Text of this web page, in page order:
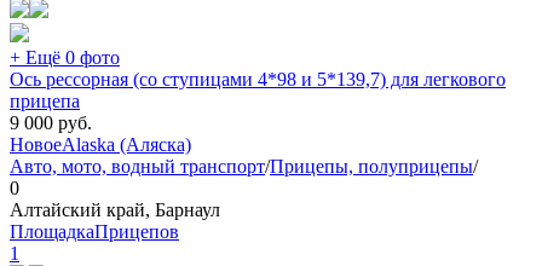
+ Ещё 0 фото
Ось рессорная (со ступицами 4*98 и 5*139,7) для легкового
прицепа
9 000 руб.
НовоеAlaska (Аляска)
Авто, мото, водный транспорт/Прицепы, полуприцепы/
0
Алтайский край, Барнаул
ПлощадкаПрицепов
1